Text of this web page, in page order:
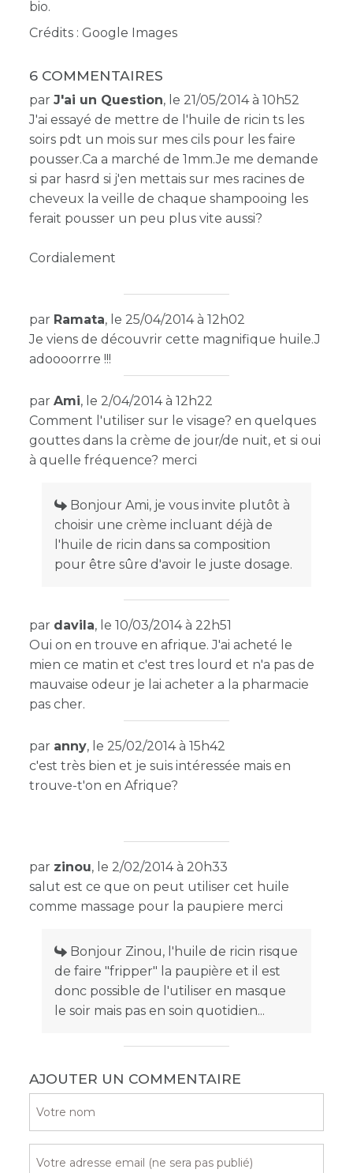
bio.
Crédits : Google Images
6 COMMENTAIRES
parJ'ai un Question, le 21/05/2014 à 10h52
J'ai essayé de mettre de l'huile de ricin ts les
soirs pdt un mois sur mes cils pour les faire
pousser.Ca a marché de 1mm.Je me demande
si par hasrd si j'en mettais sur mes racines de
cheveux la veille de chaque shampooing les
ferait pousser un peu plus vite aussi?
Cordialement
par Ramata, le 25/04/2014 à 12h02
Je viens de découvrir cette magnifique huile.J
adoooorrre !!!
parAmi, le 2/04/2014 à 12h22
Comment l'utiliser sur le visage? en quelques
gouttes dans la crème de jour/de nuit, et si oui
à quelle fréquence? merci
Bonjour Ami, je vous invite plutôt à
choisir une crème incluant déjà de
l'huile de ricin dans sa composition
pour être sûre d'avoir le juste dosage.
par davila, le 10/03/2014 à 22h51
Oui on en trouve en afrique. J'ai acheté le
mien ce matin et c'est tres lourd et n'a pas de
mauvaise odeur je lai acheter a la pharmacie
pas cher.
par anny, le 25/02/2014 à 15h42
c'est très bien et je suis intéressée mais en
trouve-t'on en Afrique?
par zinou, le 2/02/2014 à 20h33
salut est ce que on peut utiliser cet huile
comme massage pour la paupiere merci
Bonjour Zinou, l'huile de ricin risque
de faire "fripper" la paupière et il est
donc possible de l'utiliser en masque
le soir mais pas en soin quotidien...
AJOUTER UN COMMENTAIRE